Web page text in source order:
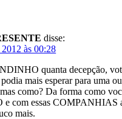
disse:
às 00:28
quanta decepção,
mais esperar para uma
como? Da forma como
com essas COMPANHIAS
mais.